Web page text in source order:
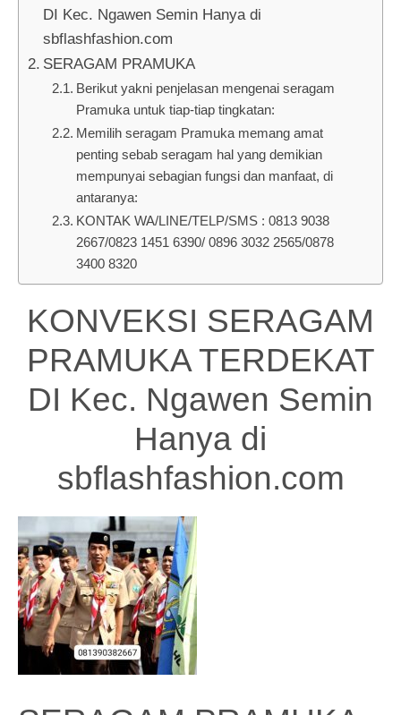
DI Kec. Ngawen Semin Hanya di
sbflashfashion.com
SERAGAM PRAMUKA
Berikut yakni penjelasan mengenai seragam
Pramuka untuk tiap-tiap tingkatan:
Memilih seragam Pramuka memang amat
penting sebab seragam hal yang demikian
mempunyai sebagian fungsi dan manfaat, di
antaranya:
KONTAK WA/LINE/TELP/SMS : 0813 9038
2667/0823 1451 6390/ 0896 3032 2565/0878
3400 8320
KONVEKSI SERAGAM
PRAMUKA TERDEKAT
DI Kec. Ngawen Semin
Hanya di
sbflashfashion.com